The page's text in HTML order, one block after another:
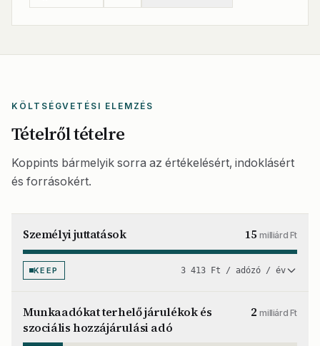
KÖLTSÉGVETÉSI ELEMZÉS
Tételről tételre
Koppints bármelyik sorra az értékelésért, indoklásért
és forrásokért.
Személyi juttatások 15milliárd Ft
KEEP 3 413 Ft / adózó / év
Munkaadókat terhelő járulékok és
szociális hozzájárulási adó
2milliárd Ft